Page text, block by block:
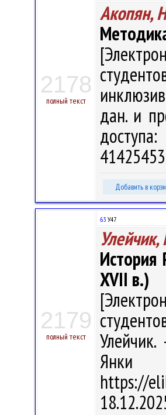
2178
полный текст
Акопян,
дан. и
Добавить в
2179
полный текст
63 У47
XVII в.)
Янки
https://